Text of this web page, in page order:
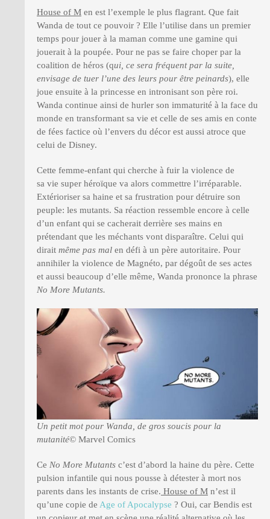
House of M en est l’exemple le plus flagrant. Que fait
Wanda de tout ce pouvoir ? Elle l’utilise dans un premier
temps pour jouer à la maman comme une gamine qui
jouerait à la poupée. Pour ne pas se faire choper par la
coalition de héros (qui, ce sera fréquent par la suite,
envisage de tuer l’une des leurs pour être peinards), elle
joue ensuite à la princesse en intronisant son père roi.
Wanda continue ainsi de hurler son immaturité à la face du
monde en transformant sa vie et celle de ses amis en conte
de fées factice où l’envers du décor est aussi atroce que
celui de Disney.
Cette femme-enfant qui cherche à fuir la violence de
sa vie super héroïque va alors commettre l’irréparable.
Extérioriser sa haine et sa frustration pour détruire son
peuple: les mutants. Sa réaction ressemble encore à celle
d’un enfant qui se cacherait derrière ses mains en
prétendant que les méchants vont disparaître. Celui qui
dirait même pas mal en défi à un père autoritaire. Pour
annihiler la violence de Magnéto, par dégoût de ses actes
et aussi beaucoup d’elle même, Wanda prononce la phrase
No More Mutants.
Un petit mot pour Wanda, de gros soucis pour la
mutanité© Marvel Comics
Ce No More Mutants c’est d’abord la haine du père. Cette
pulsion infantile qui nous pousse à détester à mort nos
parents dans les instants de crise. House of M n’est il
qu’une copie de Age of Apocalypse ? Oui, car Bendis est